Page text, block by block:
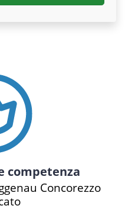
competenza
Concorezzo